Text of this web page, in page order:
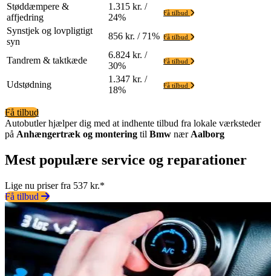
Støddæmpere &
affjedring
1.315 kr. /
24%
Få tilbud
Synstjek og lovpligtigt
syn
856 kr. / 71% Få tilbud
Tandrem & taktkæde
6.824 kr. /
30%
Få tilbud
Udstødning
1.347 kr. /
18%
Få tilbud
Få tilbud
Autobutler hjælper dig med at indhente tilbud fra lokale værksteder
på Anhængertræk og montering til Bmw nær Aalborg
Mest populære service og reparationer
Lige nu priser fra 537 kr.*
Få tilbud